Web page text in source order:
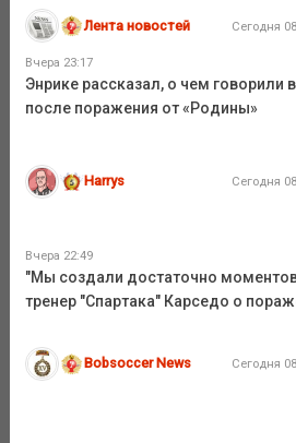
Лента новостей Сегодня
Вчера 23:17
Энрике рассказал, о чем говорили
после поражения от «Родины»
Harrys Сегодня
Вчера 22:49
"Мы создали достаточно
тренер "Спартака" Карседо о
Bobsoccer News Сегодня